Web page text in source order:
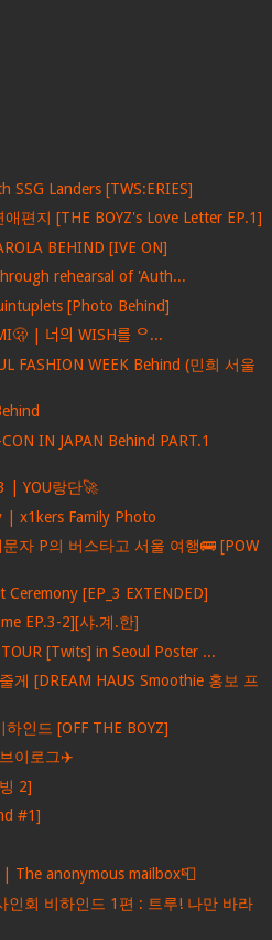
SSG Landers [TWS:ERIES]
편지 [THE BOYZ's Love Letter EP.1]
BEHIND [IVE ON]
rehearsal of 'Auth...
[Photo Behind]
TMI🫢 | 너의 WISH를 ᄋ...
FASHION WEEK Behind (민희 서울
Behind
IN JAPAN Behind PART.1
| YOU랑단🚀
| x1kers Family Photo
자 P의 버스타고 서울 여행🚌 [POW
Ceremony [EP_3 EXTENDED]
EP.3-2][샤.계.한]
[Twits] in Seoul Poster ...
게 [DREAM HAUS Smoothie 홍보 프
하인드 [OFF THE BOYZ]
이로그✈️
2]
#1]
The anonymous mailbox📮
인회 비하인드 1편 : 트루! 나만 바라